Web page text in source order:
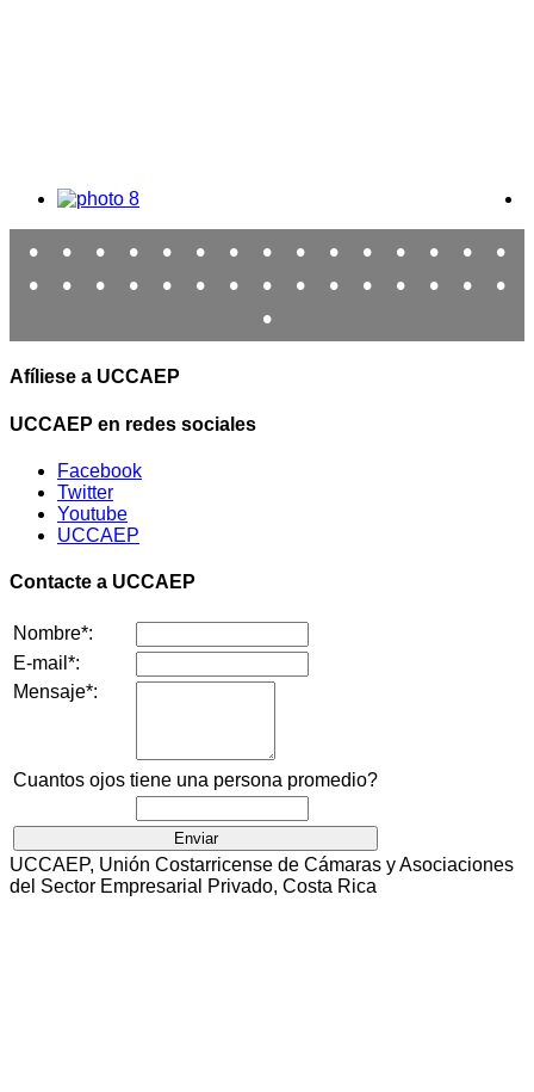
• • • • • • • • • • • • • •
•
•
• • • • • • • • • • • • •
•
•
Afíliese a UCCAEP
UCCAEP en redes sociales
Facebook
Twitter
Youtube
UCCAEP
Contacte a UCCAEP
Nombre*:
E-mail*:
Mensaje*:
Cuantos ojos tiene una persona promedio?
UCCAEP, Unión Costarricense de Cámaras y Asociaciones
del Sector Empresarial Privado, Costa Rica